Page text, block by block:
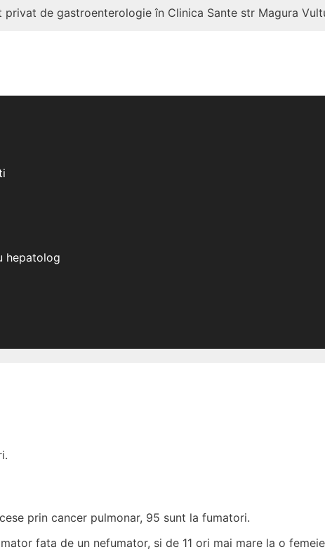
de gastroenterologie în Clinica Sante str Magura
hepatolog
prin cancer pulmonar, 95 sunt la fumatori.
fata de un nefumator, si de 11 ori mai mare la o